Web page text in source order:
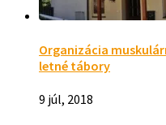
Organizácia
letné tábory
9 júl, 2018